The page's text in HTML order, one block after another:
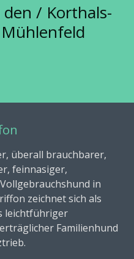
/ Korthals-
überall brauchbarer,
feinnasiger,
in
zeichnet sich als
leichtführiger
Familienhund